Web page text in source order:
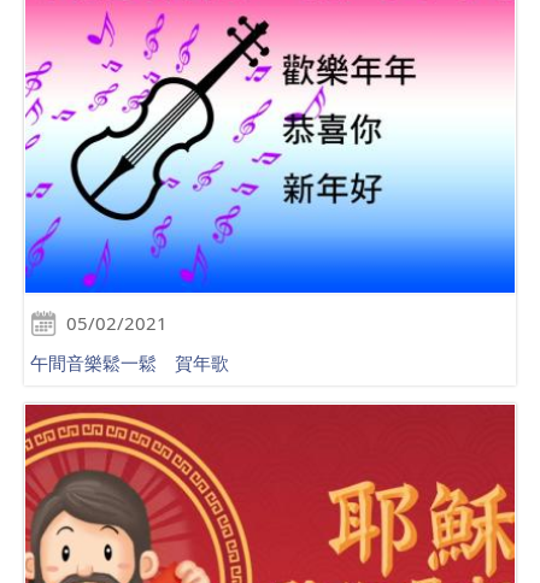
05/02/2021
午間音樂鬆一鬆 賀年歌